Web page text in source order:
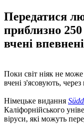
Передатися
приблизно
вчені
Поки світ ніяк не
вчені з'ясовують,
Німецьке видання
Каліфорнійського
віруси, які можуть